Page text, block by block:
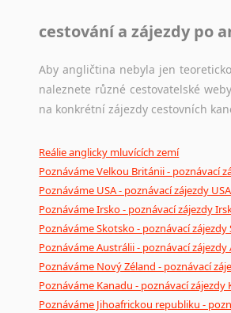
cestování a zájezdy po
Aby angličtina nebyla jen
naleznete různé cestovatelské
na konkrétní zájezdy cestovních
Reálie anglicky mluvících zemí
Poznáváme Velkou Británii - poznávací
Poznáváme USA - poznávací zájezdy USA
Poznáváme Irsko - poznávací zájezdy
Poznáváme Skotsko - poznávací zájezdy
Poznáváme Austrálii - poznávací zájezdy
Poznáváme Nový Zéland - poznávací
Poznáváme Kanadu - poznávací zájezdy
Poznáváme Jihoafrickou republiku -